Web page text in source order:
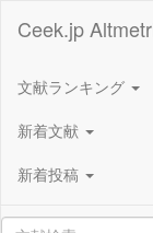
Ceek.jp
文献ランキング
新着文献
新着投稿